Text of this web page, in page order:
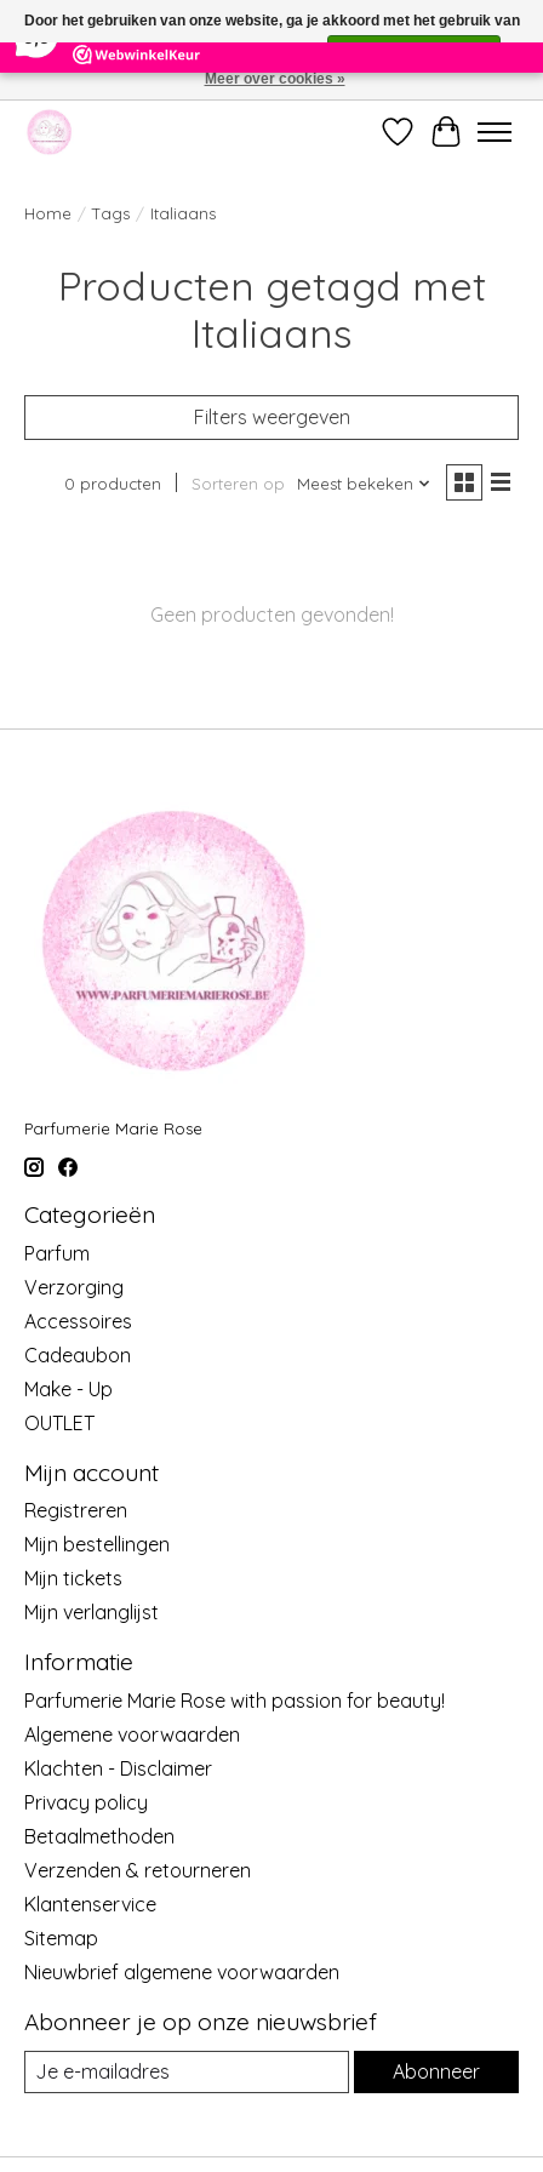
391 Reviews ×
Welkom bij de nieuwe webshop van Parfumerie Marie Rose
Verlanglijst
Home / Tags / Italiaans
Producten getagd met
Italiaans
Filters weergeven
0 producten Sorteren op Meest bekeken
Geen producten gevonden!
Parfumerie Marie Rose
Categorieën
Parfum
Verzorging
Accessoires
Cadeaubon
Make - Up
OUTLET
Mijn account
Registreren
Mijn bestellingen
Mijn tickets
Mijn verlanglijst
Informatie
Parfumerie Marie Rose with passion for beauty!
Algemene voorwaarden
Klachten - Disclaimer
Privacy policy
Betaalmethoden
Verzenden & retourneren
Klantenservice
Sitemap
Nieuwbrief algemene voorwaarden
Abonneer je op onze nieuwsbrief
Abonneer
Door het gebruiken van onze website, ga je akkoord met het gebruik van
cookies om onze website te verbeteren.
Meer over cookies »